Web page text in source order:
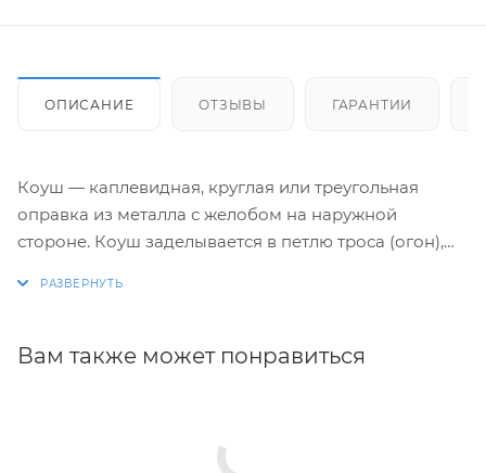
ОПИСАНИЕ ОТЗЫВЫ ГАРАНТИИ
Коуш — каплевидная, круглая или треугольная
оправка из металла с желобом на наружной
стороне. Коуш заделывается в петлю троса (огон),
устройствах, используется при изготовлении
Коуш часто изготавливают из углеродистой стали и
Вам также может понравиться